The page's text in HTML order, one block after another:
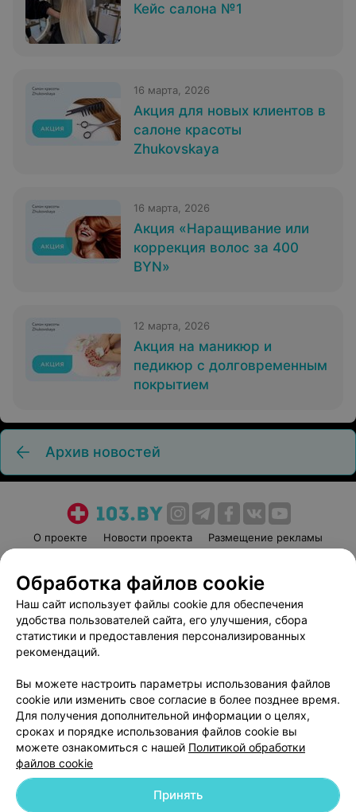
Кейс салона №1
16 марта, 2026
Акция для новых клиентов в
салоне красоты
Zhukovskaya
16 марта, 2026
Акция «Наращивание или
коррекция волос за 400
BYN»
12 марта, 2026
Акция на маникюр и
педикюр с долговременным
покрытием
Архив новостей
О проекте Новости проекта
Размещение рекламы
Пользовательское соглашение
Способы оплаты
Вакансии
Партнеры
Написать руководителю 103.by
Обработка персональных данных
© 2026 ООО «Артокс Лаб», УНП 191700409 | 220012, Республика Беларусь,
Обработка файлов cookie
Наш сайт использует файлы cookie для обеспечения
удобства пользователей сайта, его улучшения, сбора
статистики и предоставления персонализированных
рекомендаций.
Вы можете настроить параметры использования файлов
cookie или изменить свое согласие в более позднее время.
Для получения дополнительной информации о целях,
сроках и порядке использования файлов cookie вы
можете ознакомиться с нашей Политикой обработки
файлов cookie
Принять